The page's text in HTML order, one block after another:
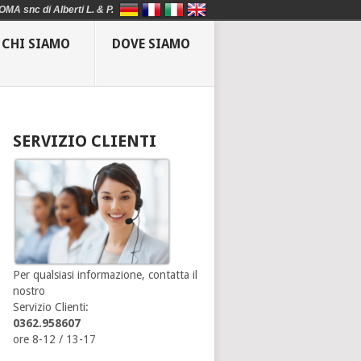
CHI SIAMO DOVE SIAMO
SERVIZIO CLIENTI
Per qualsiasi informazione, contatta il
nostro
Servizio Clienti:
0362.958607
ore 8-12 / 13-17
snc di Alberti L. & P.